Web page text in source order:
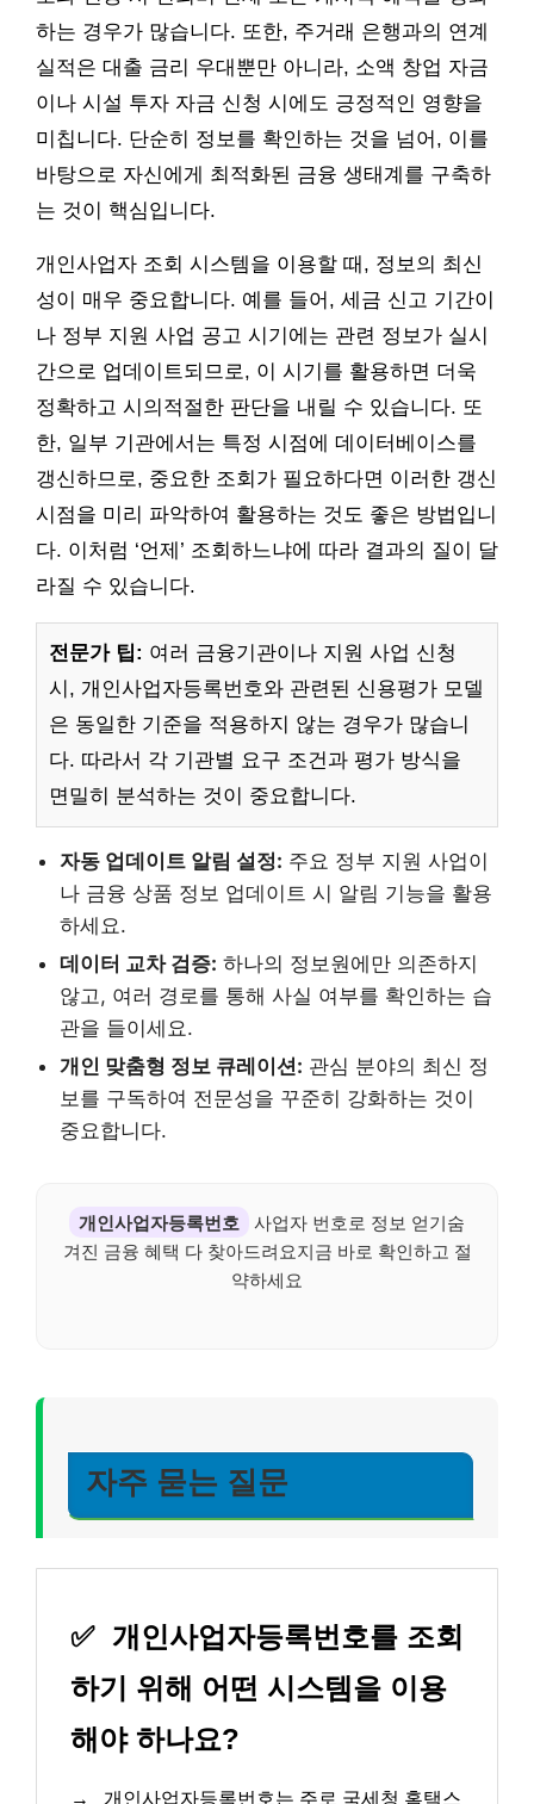
하는 경우가 많습니다. 또한, 주거래 은행과의 연계
실적은 대출 금리 우대뿐만 아니라, 소액 창업 자금
이나 시설 투자 자금 신청 시에도 긍정적인 영향을
미칩니다. 단순히 정보를 확인하는 것을 넘어, 이를
바탕으로 자신에게 최적화된 금융 생태계를 구축하
는 것이 핵심입니다.
개인사업자 조회 시스템을 이용할 때, 정보의 최신
성이 매우 중요합니다. 예를 들어, 세금 신고 기간이
나 정부 지원 사업 공고 시기에는 관련 정보가 실시
간으로 업데이트되므로, 이 시기를 활용하면 더욱
정확하고 시의적절한 판단을 내릴 수 있습니다. 또
한, 일부 기관에서는 특정 시점에 데이터베이스를
갱신하므로, 중요한 조회가 필요하다면 이러한 갱신
시점을 미리 파악하여 활용하는 것도 좋은 방법입니
다. 이처럼 ‘언제’ 조회하느냐에 따라 결과의 질이 달
라질 수 있습니다.
전문가 팁: 여러 금융기관이나 지원 사업 신청
시, 개인사업자등록번호와 관련된 신용평가 모델
은 동일한 기준을 적용하지 않는 경우가 많습니
다. 따라서 각 기관별 요구 조건과 평가 방식을
면밀히 분석하는 것이 중요합니다.
자동 업데이트 알림 설정: 주요 정부 지원 사업이
나 금융 상품 정보 업데이트 시 알림 기능을 활용
하세요.
데이터 교차 검증: 하나의 정보원에만 의존하지
않고, 여러 경로를 통해 사실 여부를 확인하는 습
관을 들이세요.
개인 맞춤형 정보 큐레이션: 관심 분야의 최신 정
보를 구독하여 전문성을 꾸준히 강화하는 것이
중요합니다.
개인사업자등록번호 사업자 번호로 정보 얻기숨
겨진 금융 혜택 다 찾아드려요지금 바로 확인하고 절
약하세요
자주 묻는 질문
✅ 개인사업자등록번호를 조회
하기 위해 어떤 시스템을 이용
해야 하나요?
→
개인사업자등록번호는 주로 국세청 홈택스